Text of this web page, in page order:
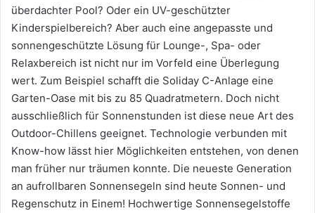
überdachter Pool? Oder ein UV-geschützter
Kinderspielbereich? Aber auch eine angepasste und
sonnengeschützte Lösung für Lounge-, Spa- oder
Relaxbereich ist nicht nur im Vorfeld eine Überlegung
wert. Zum Beispiel schafft die Soliday C-Anlage eine
Garten-Oase mit bis zu 85 Quadratmetern. Doch nicht
ausschließlich für Sonnenstunden ist diese neue Art des
Outdoor-Chillens geeignet. Technologie verbunden mit
Know-how lässt hier Möglichkeiten entstehen, von denen
man früher nur träumen konnte. Die neueste Generation
an aufrollbaren Sonnensegeln sind heute Sonnen- und
Regenschutz in Einem! Hochwertige Sonnensegelstoffe